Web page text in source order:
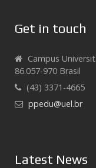
Get in touch
Campus
86.057-970 Brasil
(43) 3371-4665
ppedu@uel.br
Latest News